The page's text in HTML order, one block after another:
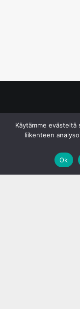
Käytämme
liikenteen
Ok